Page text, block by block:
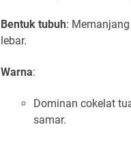
Bentuk tubuh:
lebar.
Warna:
Dominan cokelat
samar.